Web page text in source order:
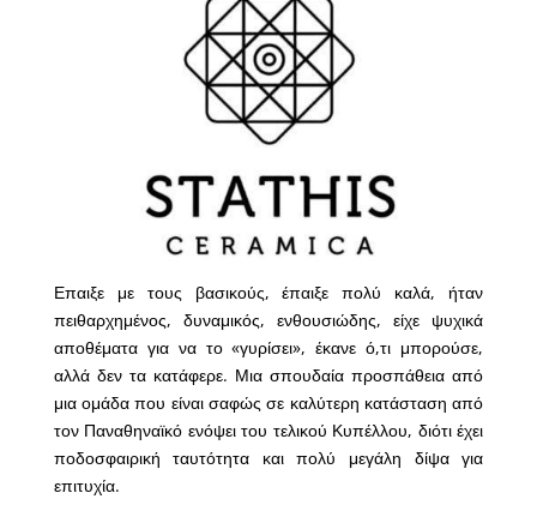
Επαιξε με τους βασικούς, έπαιξε πολύ καλά, ήταν
πειθαρχημένος, δυναμικός, ενθουσιώδης, είχε ψυχικά
αποθέματα για να το «γυρίσει», έκανε ό,τι μπορούσε,
αλλά δεν τα κατάφερε. Μια σπουδαία προσπάθεια από
μια ομάδα που είναι σαφώς σε καλύτερη κατάσταση από
τον Παναθηναϊκό ενόψει του τελικού Κυπέλλου, διότι έχει
ποδοσφαιρική ταυτότητα και πολύ μεγάλη δίψα για
επιτυχία.